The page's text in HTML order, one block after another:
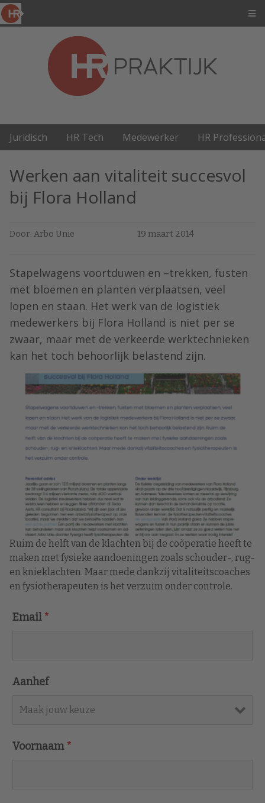
Juridisch HR Tech Medewerker HR
Werken aan vitaliteit succesvol
bij Flora Holland
Door: Arbo Unie 19 maart 2014
Stapelwagens voortduwen en –trekken, fusten
met bloemen en planten verplaatsen, veel
lopen en staan. Het werk van de logistiek
medewerkers bij Flora Holland is niet per se
zwaar, maar met de verkeerde werktechnieken
kan het toch behoorlijk belastend zijn.
Ruim de helft van de klachten bij de coöperatie heeft te
maken met fysieke aandoeningen zoals schouder-, rug-
en knieklachten. Maar mede dankzij vitaliteitscoaches
en fysiotherapeuten is het verzuim onder controle.
Email *
Aanhef
Voornaam *